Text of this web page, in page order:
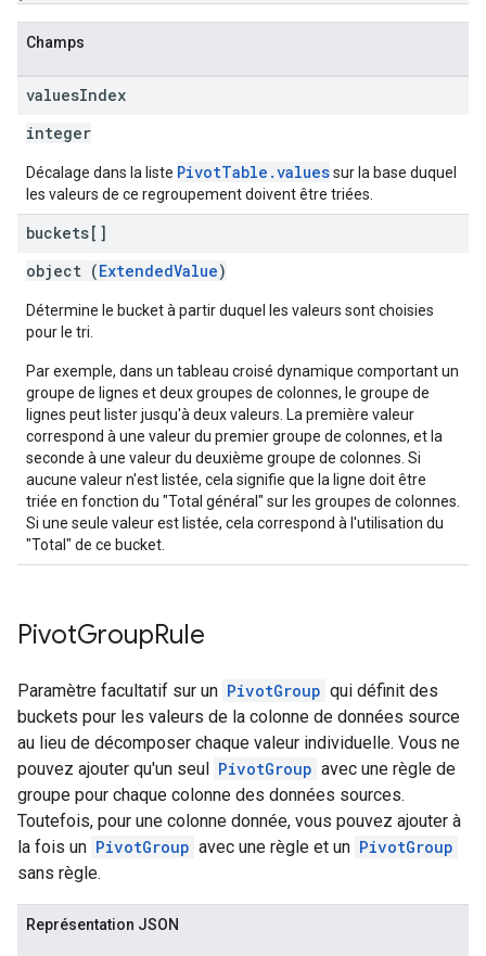
Champs
valuesIndex
integer
Décalage dans la liste PivotTable.valuessur la base duquel
les valeurs de ce regroupement doivent être triées.
buckets[]
object (ExtendedValue)
Détermine le bucket à partir duquel les valeurs sont choisies
pour le tri.
Par exemple, dans un tableau croisé dynamique comportant un
groupe de lignes et deux groupes de colonnes, le groupe de
lignes peut lister jusqu'à deux valeurs. La première valeur
correspond à une valeur du premier groupe de colonnes, et la
seconde à une valeur du deuxième groupe de colonnes. Si
aucune valeur n'est listée, cela signifie que la ligne doit être
triée en fonction du "Total général" sur les groupes de colonnes.
Si une seule valeur est listée, cela correspond à l'utilisation du
"Total" de ce bucket.
PivotGroupRule
Paramètre facultatif sur un PivotGroup qui définit des
buckets pour les valeurs de la colonne de données source
au lieu de décomposer chaque valeur individuelle. Vous ne
pouvez ajouter qu'un seul PivotGroup avec une règle de
groupe pour chaque colonne des données sources.
Toutefois, pour une colonne donnée, vous pouvez ajouter à
la fois un PivotGroup avec une règle et un PivotGroup
sans règle.
Représentation JSON